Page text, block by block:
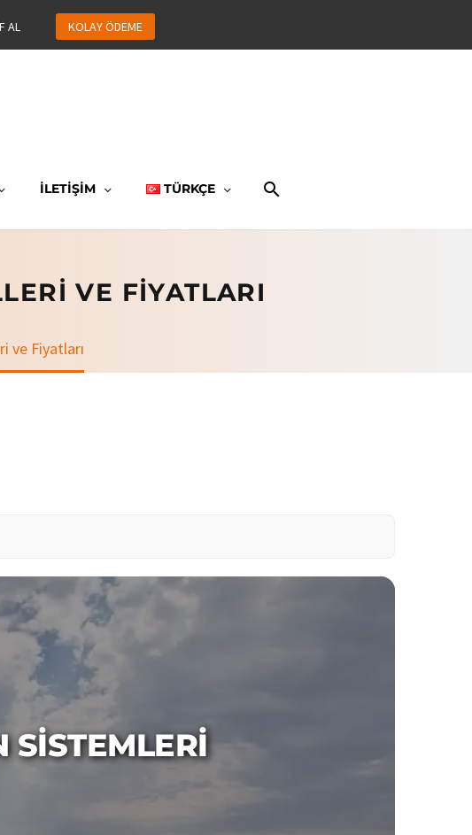
AL KOLAY ÖDEME
İLETİŞİM TÜRKÇE
VE FIYATLARI
ve Fiyatları
SISTEMLERI